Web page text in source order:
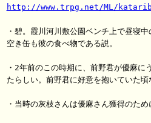
http://www.trpg.net/ML/
・碧。霞川河川敷公園ベンチ上で昼寝
空き缶も彼の食べ物である説。
・2年前のこの時期に、前野君が優麻
たらしい。前野君に好意を抱いていた頃
・当時の灰枝さんは優麻さん獲得のた